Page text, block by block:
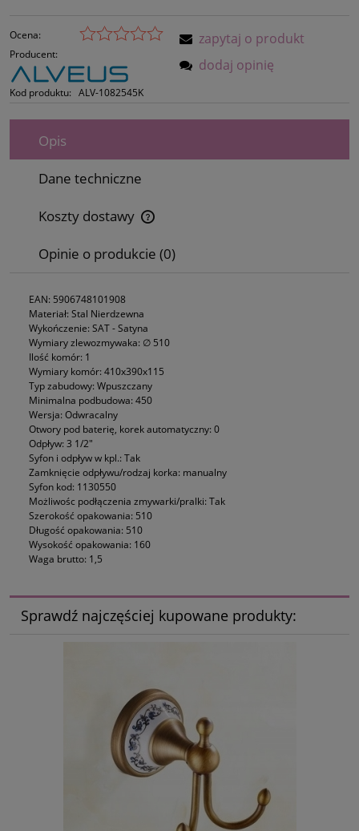
Ocena:
Producent:
Kod produktu: ALV-1082545K
zapytaj o produkt
dodaj opinię
Opis
Dane techniczne
Koszty dostawy
Cena nie zawiera ewentualnych kosztów płatności
Opinie o produkcie (0)
EAN: 5906748101908
Materiał: Stal Nierdzewna
Wykończenie: SAT - Satyna
Wymiary zlewozmywaka: ∅ 510
Ilość komór: 1
Wymiary komór: 410x390x115
Typ zabudowy: Wpuszczany
Minimalna podbudowa: 450
Wersja: Odwracalny
Otwory pod baterię, korek automatyczny: 0
Odpływ: 3 1/2"
Syfon i odpływ w kpl.: Tak
Zamknięcie odpływu/rodzaj korka: manualny
Syfon kod: 1130550
Możliwośc podłączenia zmywarki/pralki: Tak
Szerokość opakowania: 510
Długość opakowania: 510
Wysokość opakowania: 160
Waga brutto: 1,5
Sprawdź najczęściej kupowane produkty: